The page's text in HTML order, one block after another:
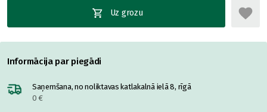
Uz grozu
Informācija par piegādi
Saņemšana, no noliktavas katlakalnā ielā 8, rīgā
0 €